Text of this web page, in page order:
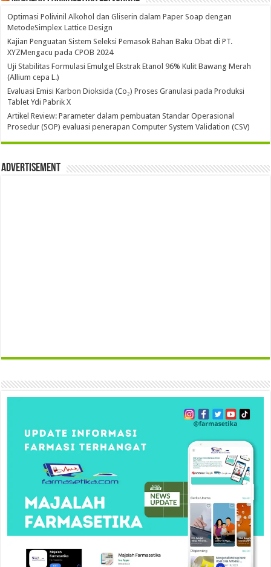
Optimasi Polivinil Alkohol dan Gliserin dalam Paper Soap dengan
MetodeSimplex Lattice Design
Kajian Penguatan Sistem Seleksi Pemasok Bahan Baku Obat di PT.
XYZMengacu pada CPOB 2024
Uji Stabilitas Formulasi Emulgel Ekstrak Etanol 96% Kulit Bawang Merah
(Allium cepa L.)
Evaluasi Emisi Karbon Dioksida (Co₂) Proses Granulasi pada Produksi
Tablet Ydi Pabrik X
Artikel Review: Parameter dalam pembuatan Standar Operasional
Prosedur (SOP) evaluasi penerapan Computer System Validation (CSV)
Advertisement